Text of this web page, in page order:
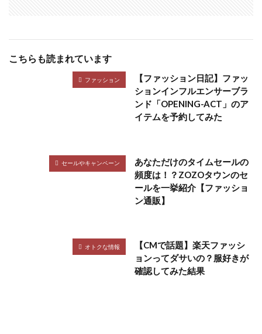
こちらも読まれています
ファッション
【ファッション日記】ファッ
ションインフルエンサーブラ
ンド「OPENING-ACT」のア
イテムを予約してみた
セールやキャンペーン
あなただけのタイムセールの
頻度は！？ZOZOタウンのセ
ールを一挙紹介【ファッショ
ン通販】
オトクな情報
【CMで話題】楽天ファッシ
ョンってダサいの？服好きが
確認してみた結果